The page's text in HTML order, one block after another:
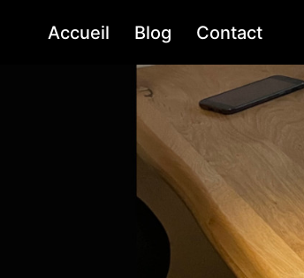
Accueil Blog Contact